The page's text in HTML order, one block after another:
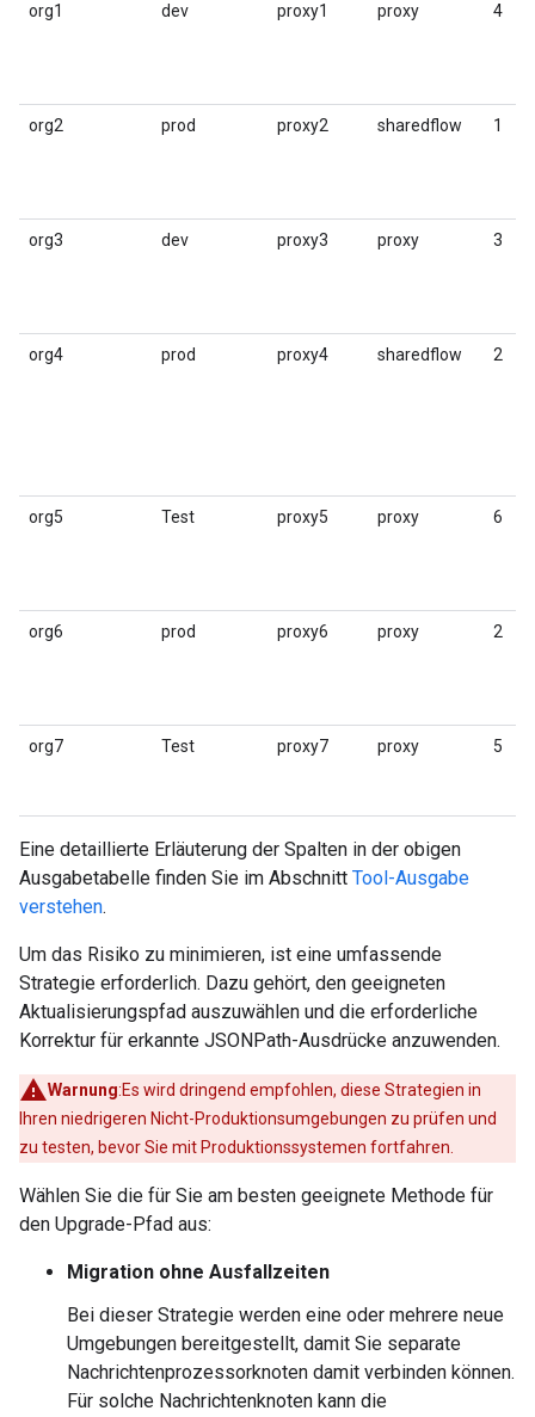
org1 dev proxy1 proxy 4
org2 prod proxy2 sharedflow 1
org3 dev proxy3 proxy 3
org4 prod proxy4 sharedflow 2
org5 Test proxy5 proxy 6
org6 prod proxy6 proxy 2
org7 Test proxy7 proxy 5
Eine detaillierte Erläuterung der Spalten in der obigen
Ausgabetabelle finden Sie im Abschnitt Tool-Ausgabe
verstehen.
Um das Risiko zu minimieren, ist eine umfassende
Strategie erforderlich. Dazu gehört, den geeigneten
Aktualisierungspfad auszuwählen und die erforderliche
Korrektur für erkannte JSONPath-Ausdrücke anzuwenden.
Warnung:Es wird dringend empfohlen, diese Strategien in
Ihren niedrigeren Nicht-Produktionsumgebungen zu prüfen und
zu testen, bevor Sie mit Produktionssystemen fortfahren.
Wählen Sie die für Sie am besten geeignete Methode für
den Upgrade-Pfad aus:
Migration ohne Ausfallzeiten
Bei dieser Strategie werden eine oder mehrere neue
Umgebungen bereitgestellt, damit Sie separate
Nachrichtenprozessorknoten damit verbinden können.
Für solche Nachrichtenknoten kann die